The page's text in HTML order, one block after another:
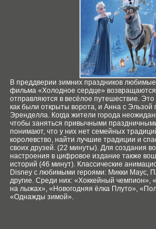
В преддверии зимних праздников
фильма «Холодное сердце»
отправляются в весёлое путешествие.
как были открыты ворота, и Анна с Эльзой
Эренделла. Когда жители города
чтобы заняться привычными
понимают, что у них нет семейных
королевство, найти лучшие традиции и
своих друзей. (22 минуты). Для создания
настроения в цифровое издание также
историй (46 минут). Классические
Disney с любимыми героями: Микки Маус,
другие. Среди них: «Хоккейный чемпион»,
на лыжах», «Новогодняя ёлка Плуто»,
«Однажды зимой».